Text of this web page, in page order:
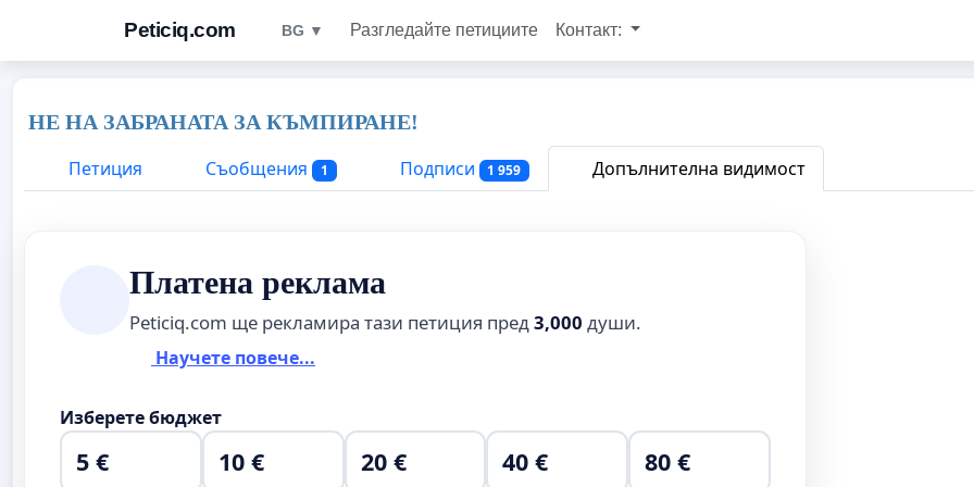
Peticiq.com BG ▼ Разгледайте петициите Контакт:
НЕ НА ЗАБРАНАТА ЗА КЪМПИРАНЕ!
Петиция
Съобщения 1 Подписи 1 959 Допълнителна видимост
Платена реклама
Peticiq.com ще рекламира тази петиция пред 3,000 души.
Научете повече...
Изберете бюджет
5 € 10 € 20 € 40 € 80 €